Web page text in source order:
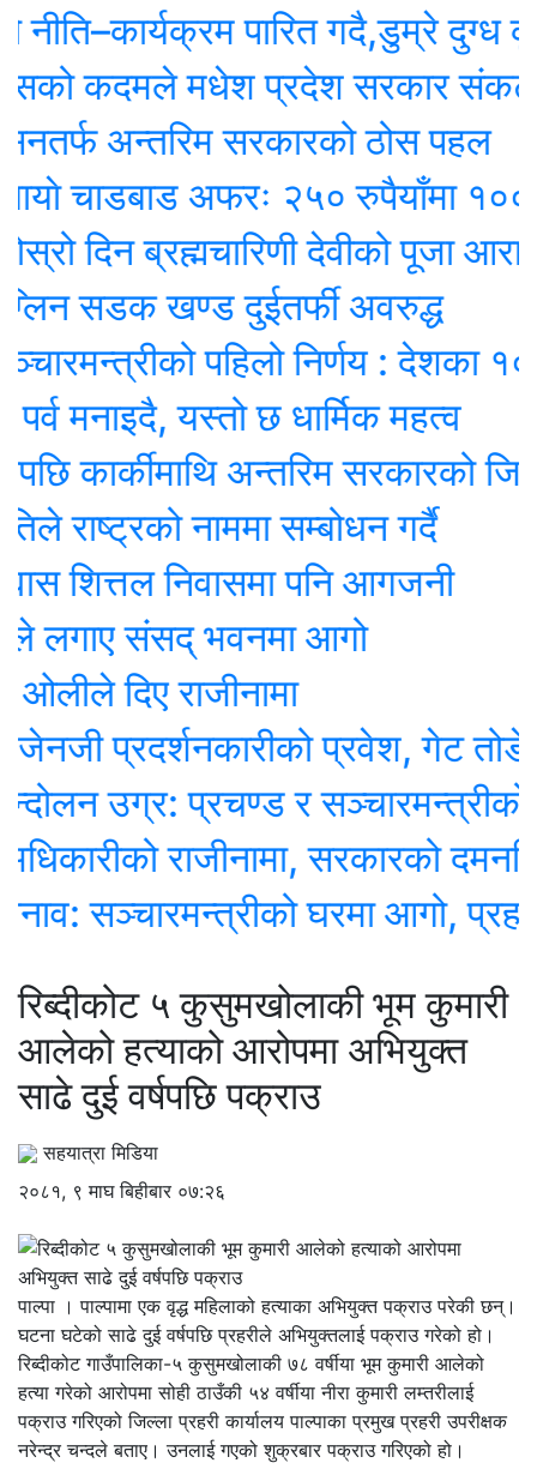
पारित गदै,डुम्रे दुग्ध कृषि
कदमले मधेश प्रदेश सरकार संकटमा
अन्तरिम सरकारको ठोस पहल
अफरः २५० रुपैयाँमा १०००
ब्रह्मचारिणी देवीको पूजा आराधना
सडक खण्ड दुईतर्फी अवरुद्ध
पहिलो निर्णय : देशका १०
यस्तो छ धार्मिक महत्व
अन्तरिम सरकारको
नाममा सम्बोधन गर्दै
शित्तल निवासमा पनि आगजनी
संसद् भवनमा आगो
दिए राजीनामा
प्रदर्शनकारीको प्रवेश, गेट तोडेर छिरे
उग्र: प्रचण्ड र सञ्चारमन्त्रीको
राजीनामा, सरकारको दमनविरुद्ध
सञ्चारमन्त्रीको घरमा आगो, प्रहरी
रिब्दीकोट ५ कुसुमखोलाकी भूम कुमारी
आलेको हत्याको आरोपमा अभियुक्त
साढे दुई वर्षपछि पक्राउ
सहयात्रा मिडिया
२०८१, ९ माघ बिहीबार ०७:२६
पाल्पा । पाल्पामा एक वृद्ध महिलाको हत्याका अभियुक्त पक्राउ परेकी छन्।
घटना घटेको साढे दुई वर्षपछि प्रहरीले अभियुक्तलाई पक्राउ गरेको हो।
रिब्दीकोट गाउँपालिका-५ कुसुमखोलाकी ७८ वर्षीया भूम कुमारी आलेको
हत्या गरेको आरोपमा सोही ठाउँकी ५४ वर्षीया नीरा कुमारी लम्तरीलाई
पक्राउ गरिएको जिल्ला प्रहरी कार्यालय पाल्पाका प्रमुख प्रहरी उपरीक्षक
नरेन्द्र चन्दले बताए। उनलाई गएको शुक्रबार पक्राउ गरिएको हो।